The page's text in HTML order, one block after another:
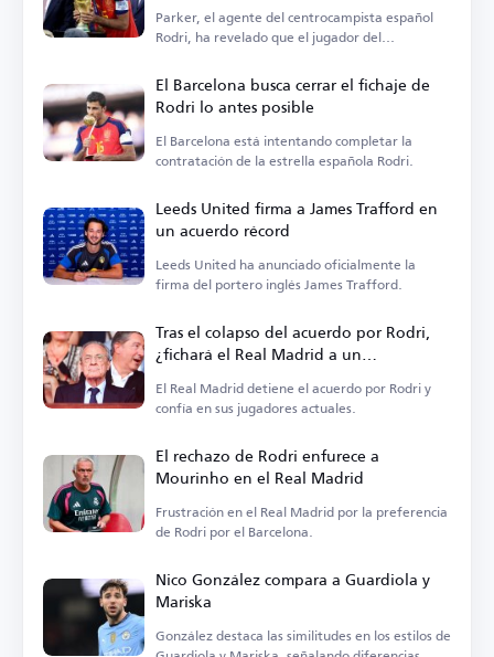
Parker, el agente del centrocampista español
Rodri, ha revelado que el jugador del
El Barcelona busca cerrar el fichaje de
Rodri lo antes posible
El Barcelona está intentando completar la
contratación de la estrella española Rodri.
Leeds United firma a James Trafford en
un acuerdo récord
Leeds United ha anunciado oficialmente la
firma del portero inglés James Trafford.
Tras el colapso del acuerdo por Rodri,
¿fichará el Real Madrid a un
centrocampista?
El Real Madrid detiene el acuerdo por Rodri y
confía en sus jugadores actuales.
El rechazo de Rodri enfurece a
Mourinho en el Real Madrid
Frustración en el Real Madrid por la preferencia
de Rodri por el Barcelona.
Nico González compara a Guardiola y
Mariska
González destaca las similitudes en los estilos de